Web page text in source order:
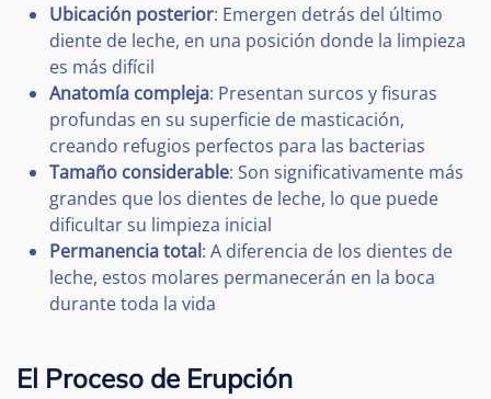
Ubicación posterior: Emergen detrás del último
diente de leche, en una posición donde la limpieza
es más difícil
Anatomía compleja: Presentan surcos y fisuras
profundas en su superficie de masticación,
creando refugios perfectos para las bacterias
Tamaño considerable: Son significativamente más
grandes que los dientes de leche, lo que puede
dificultar su limpieza inicial
Permanencia total: A diferencia de los dientes de
leche, estos molares permanecerán en la boca
durante toda la vida
El Proceso de Erupción